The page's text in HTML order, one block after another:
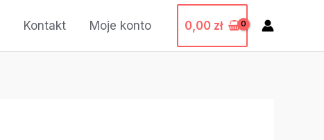
Kontakt Moje konto 0,00 zł